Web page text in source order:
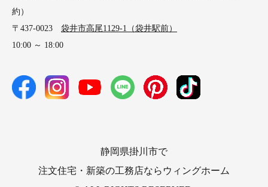
約）
〒437-0023 袋井市高尾1129-1（袋井駅前）
10:00 ～ 18:00
静岡県掛川市で
注文住宅・新築の工務店ならウィングホーム